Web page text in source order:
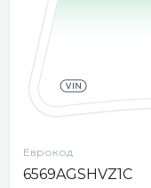
Еврокод
6569AGSHVZ1C